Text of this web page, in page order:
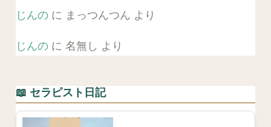
じんのに まっつんつん より
じんのに 名無し より
📖 セラピスト日記